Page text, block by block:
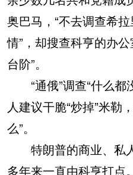
奥巴马，“不去调查希
情”，却搜查科亨的办
台阶”。
“通俄”调查“什么都
人建议干脆“炒掉”米勒
么”。
特朗普的商业、私
多年来一直由科亨打点